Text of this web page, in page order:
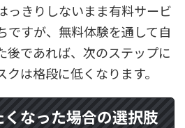
っきりしないまま有料サービ
ですが、無料体験を通して自
後であれば、次のステップに
は格段に低くなります。
なった場合の選択肢